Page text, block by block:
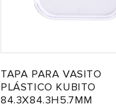
TAPA PARA VASITO
PLÁSTICO KUBITO
84.3X84.3H5.7MM